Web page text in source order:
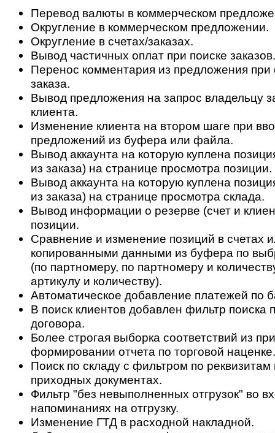
Перевод валюты в коммерческом
Округление в коммерческом предложении.
Округление в счетах/заказах.
Вывод частичных оплат при поиске заказов.
Перенос комментария из предложения
заказа.
Вывод предложения на запрос владельцу
клиента.
Изменение клиента на втором шаге при
предложений из буфера или файла.
Вывод аккаунта на которую куплена
из заказа) на странице просмотра позиции.
Вывод аккаунта на которую куплена
из заказа) на странице просмотра склада.
Вывод информации о резерве (счет и
позиции.
Сравнение и изменение позиций в счетах
копированными данными из буфера по
(по партномеру, по партномеру и
артикулу и количеству).
Автоматическое добавление платежей по
В поиск клиентов добавлен фильтр поиска
договора.
Более строгая выборка соответствий из
формировании отчета по торговой наценке.
Поиск по складу с фильтром по реквизитам
приходных документах.
Фильтр "без невыполненных отгрузок" во
напоминаниях на отгрузку.
Изменение ГТД в расходной накладной.